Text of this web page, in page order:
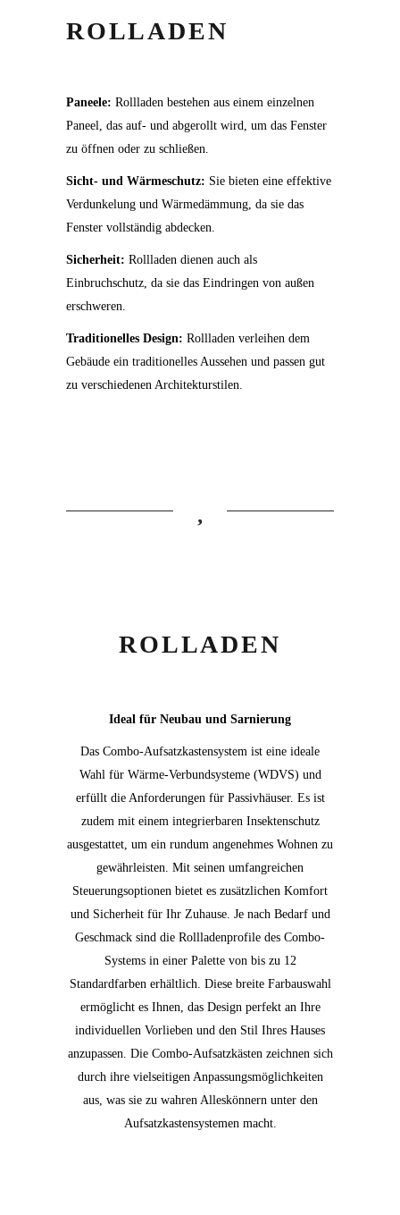
ROLLADEN
Paneele: Rollladen bestehen aus einem einzelnen
Paneel, das auf- und abgerollt wird, um das Fenster
zu öffnen oder zu schließen.
Sicht- und Wärmeschutz: Sie bieten eine effektive
Verdunkelung und Wärmedämmung, da sie das
Fenster vollständig abdecken.
Sicherheit: Rollladen dienen auch als
Einbruchschutz, da sie das Eindringen von außen
erschweren.
Traditionelles Design: Rollladen verleihen dem
Gebäude ein traditionelles Aussehen und passen gut
zu verschiedenen Architekturstilen.
ROLLADEN
Ideal für Neubau und Sarnierung
Das Combo-Aufsatzkastensystem ist eine ideale
Wahl für Wärme-Verbundsysteme (WDVS) und
erfüllt die Anforderungen für Passivhäuser. Es ist
zudem mit einem integrierbaren Insektenschutz
ausgestattet, um ein rundum angenehmes Wohnen zu
gewährleisten. Mit seinen umfangreichen
Steuerungsoptionen bietet es zusätzlichen Komfort
und Sicherheit für Ihr Zuhause. Je nach Bedarf und
Geschmack sind die Rollladenprofile des Combo-
Systems in einer Palette von bis zu 12
Standardfarben erhältlich. Diese breite Farbauswahl
ermöglicht es Ihnen, das Design perfekt an Ihre
individuellen Vorlieben und den Stil Ihres Hauses
anzupassen. Die Combo-Aufsatzkästen zeichnen sich
durch ihre vielseitigen Anpassungsmöglichkeiten
aus, was sie zu wahren Alleskönnern unter den
Aufsatzkastensystemen macht.